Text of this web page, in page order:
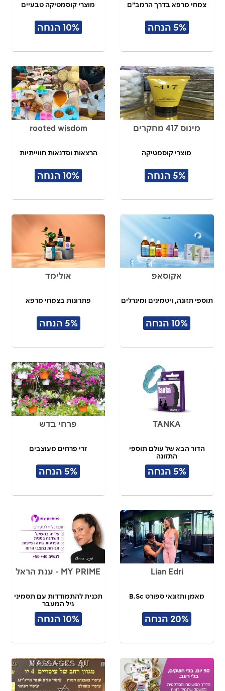
צמחי מרפא בדרך הרמב״ם
5% הנחה
מוצרי קוסמטיקה טבעיים
10% הנחה
מינוס 417 מחקרים
מוצרי קוסמטיקה
5% הנחה
rooted wisdom
הרצאות וסדנאות חווייתיות
10% הנחה
אקוסאפ
תוספי תזונה, ויטמינים ומינרלים
10% הנחה
אולימד
פתרונות בצמחי מרפא
5% הנחה
TANKA
הדור הבא של עולם תוספי
התזונה
5% הנחה
פרחי בדש
זרי פרחים מעוצבים
5% הנחה
Lian Edri
מאמן ותזונאי ספורט B.Sc
20% הנחה
MY PRIME - ענת הראל
תכנית להתמודדות עם תסמיני
גיל המעבר
10% הנחה